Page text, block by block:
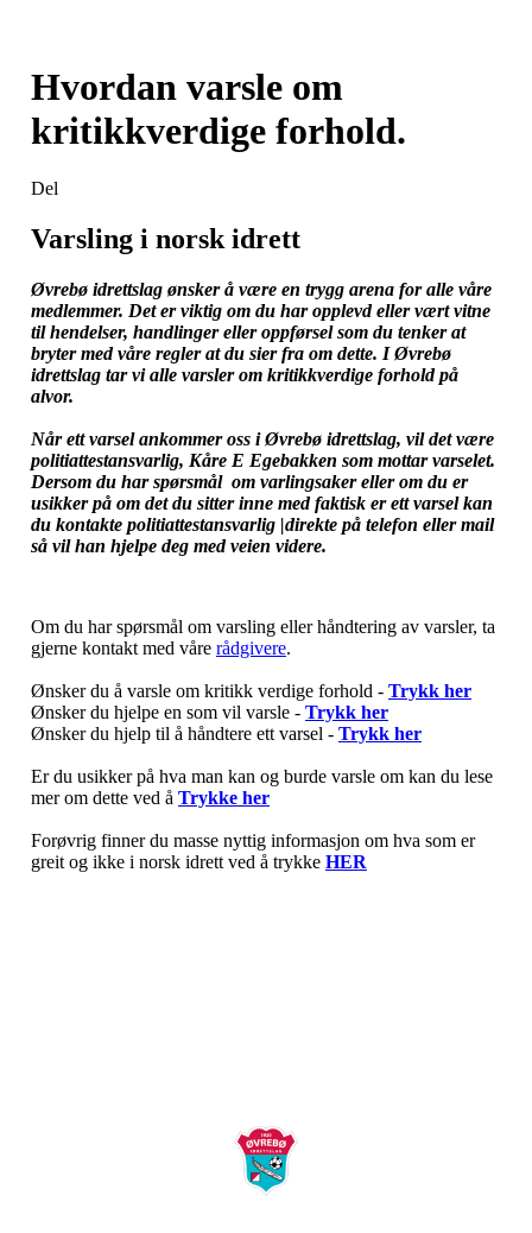
Hvordan varsle om
kritikkverdige forhold.
Del
Varsling i norsk idrett
Øvrebø idrettslag ønsker å være en trygg arena for alle våre
medlemmer. Det er viktig om du har opplevd eller vært vitne
til hendelser, handlinger eller oppførsel som du tenker at
bryter med våre regler at du sier fra om dette. IØvrebø
idrettslag tar vi alle varsler om kritikkverdige forhold på
alvor.
Når ett varsel ankommer oss iØvrebø idrettslag, vil det være
politiattestansvarlig, Kåre E Egebakken som mottar varselet.
Dersom du har spørsmål om varlingsaker eller om du er
usikker på om det du sitter inne med faktisk er ett varsel kan
du kontakte politiattestansvarlig |direkte på telefon eller mail
så vil han hjelpe deg med veien videre.
Om du har spørsmål om varsling eller håndtering av varsler, ta
gjerne kontakt med våre rådgivere.
Ønsker du å varsle om kritikk verdige forhold - Trykk her
Ønsker du hjelpe en som vil varsle - Trykk her
Ønsker du hjelp til å håndtere ett varsel - Trykk her
Er du usikker på hva man kan og burde varsle om kan du lese
mer om dette ved å Trykke her
Forøvrig finner du masse nyttig informasjon om hva som er
greit og ikke i norsk idrett ved å trykke HER